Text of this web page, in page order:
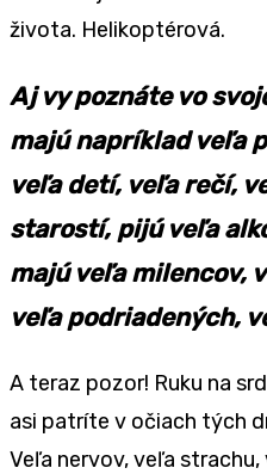
života. Helikoptérová.
Aj vy poznáte vo
majú napríklad veľa
veľa detí, veľa rečí,
starostí, pijú veľa
majú veľa milencov,
veľa podriadených,
A teraz pozor! Ruku na
asi patríte v očiach tých
Veľa nervov, veľa